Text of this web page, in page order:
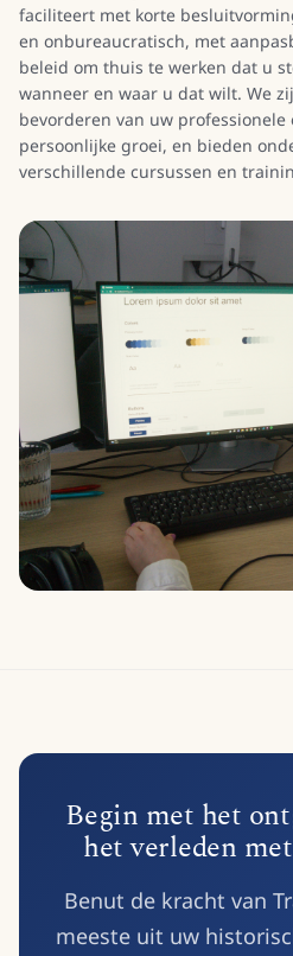
faciliteert met korte
en onbureaucratisch, met
beleid om thuis te werken dat u
wanneer en waar u dat wilt. We
bevorderen van uw
persoonlijke groei, en bieden
verschillende cursussen en
Begin met het
het verleden
Benut de kracht van
meeste uit uw